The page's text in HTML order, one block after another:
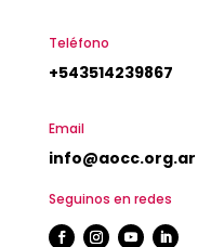
Teléfono
+543514239867
Email
info@aocc.org.ar
Seguinos en redes